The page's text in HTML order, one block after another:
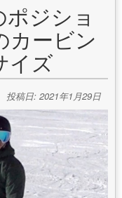
ジショ
カービン
イズ
投稿日: 2021年1月29日